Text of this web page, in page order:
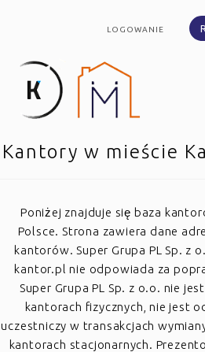
LOGOWANIE
Kantory w mieście
Poniżej znajduje się baza
Polsce. Strona zawiera dane
kantorów. Super Grupa PL Sp. z
kantor.pl nie odpowiada za
Super Grupa PL Sp. z o.o. nie
kantorach fizycznych, nie jest
uczestniczy w transakcjach
kantorach stacjonarnych.